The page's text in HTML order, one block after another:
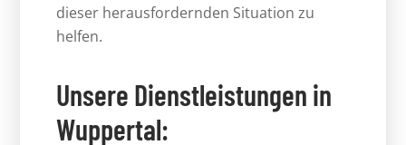
dieser herausfordernden Situation zu
helfen.
Unsere Dienstleistungen in
Wuppertal: